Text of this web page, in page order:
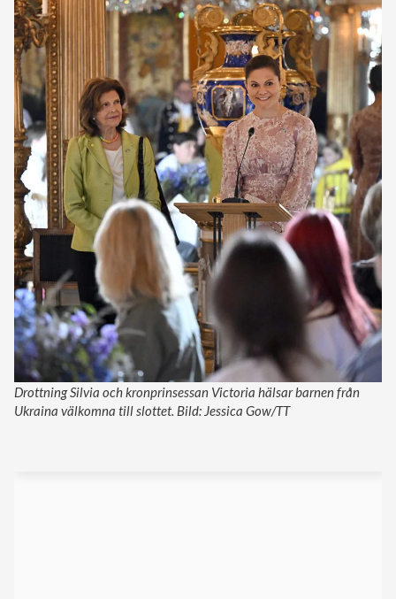
Drottning Silvia och kronprinsessan Victoria hälsar barnen från
Ukraina välkomna till slottet. Bild: Jessica Gow/TT